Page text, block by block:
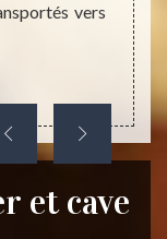
vers
et cave